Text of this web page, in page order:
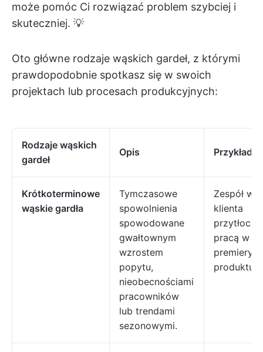
może pomóc Ci rozwiązać problem szybciej i
skuteczniej. 💡
Oto główne rodzaje wąskich gardeł, z którymi
prawdopodobnie spotkasz się w swoich
projektach lub procesach produkcyjnych:
Rodzaje wąskich
gardeł
Opis Przykład
Krótkoterminowe
wąskie gardła
Tymczasowe
spowolnienia
spowodowane
gwałtownym
wzrostem
popytu,
nieobecnościami
pracowników
lub trendami
sezonowymi.
Zespół
klienta
pracą w
premiery
produktu.